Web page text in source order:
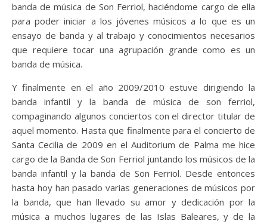
banda de música de Son Ferriol, haciéndome cargo de ella
para poder iniciar a los jóvenes músicos a lo que es un
ensayo de banda y al trabajo y conocimientos necesarios
que requiere tocar una agrupación grande como es un
banda de música.
Y finalmente en el año 2009/2010 estuve dirigiendo la
banda infantil y la banda de música de son ferriol,
compaginando algunos conciertos con el director titular de
aquel momento. Hasta que finalmente para el concierto de
Santa Cecilia de 2009 en el Auditorium de Palma me hice
cargo de la Banda de Son Ferriol juntando los músicos de la
banda infantil y la banda de Son Ferriol. Desde entonces
hasta hoy han pasado varias generaciones de músicos por
la banda, que han llevado su amor y dedicación por la
música a muchos lugares de las Islas Baleares, y de la